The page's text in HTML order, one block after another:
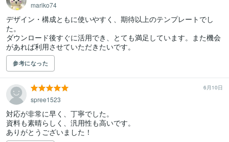
mariko74
デザイン・構成ともに使いやすく、期待以上のテンプレートでし
た。
ダウンロード後すぐに活用でき、とても満足しています。また機会
があれば利用させていただきたいです。
参考になった
6月10日
spree1523
対応が非常に早く、丁寧でした。
資料も素晴らしく、汎用性も高いです。
ありがとうございました！